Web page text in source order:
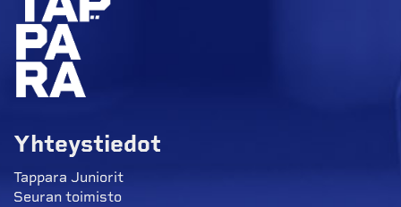
Yhteystiedot
Tappara Juniorit
Seuran toimisto